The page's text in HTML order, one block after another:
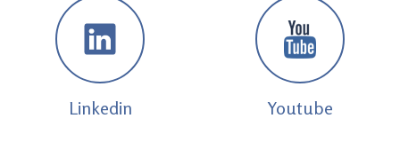
Linkedin Youtube